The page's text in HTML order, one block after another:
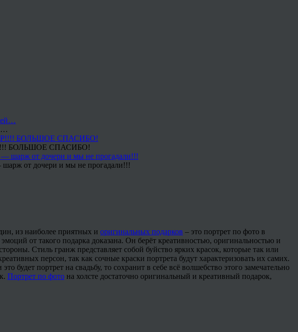
БОЛЬШОЕ СПАСИБО!
шарж от дочери и мы не прогадали!!!
из наиболее приятных и оригинальных подарков – это портрет по фото в
от такого подарка доказана. Он берёт креативностью, оригинальностью и
Стиль гранж представляет собой буйство ярких красок, которые так или
персон, так как сочные краски портрета будут характеризовать их самих.
портрет на свадьбу, то сохранит в себе всё волшебство этого замечательно
Портрет по фото на холсте достаточно оригинальный и креативный подарок,